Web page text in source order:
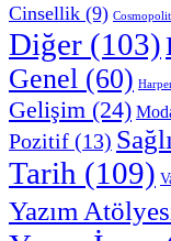
Cinsellik (9)
Diğer (103)
Genel (60)
Gelişim (24)
Pozitif (13)
Tarih (109)
Yazım